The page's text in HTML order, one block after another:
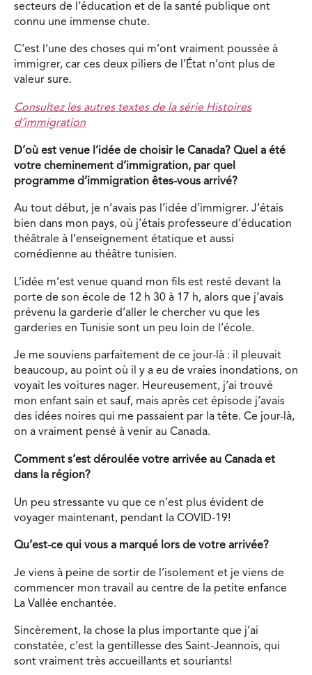
secteurs de l’éducation et de la santé publique ont
connu une immense chute.
C’est l’une des choses qui m’ont vraiment poussée à
immigrer, car ces deux piliers de l’État n’ont plus de
valeur sure.
Consultez les autres textes de la série Histoires
d’immigration
D’où est venue l’idée de choisir le Canada? Quel a été
votre cheminement d’immigration, par quel
programme d’immigration êtes-vous arrivé?
Au tout début, je n’avais pas l’idée d’immigrer. J’étais
bien dans mon pays, où j’étais professeure d’éducation
théâtrale à l’enseignement étatique et aussi
comédienne au théâtre tunisien.
L’idée m’est venue quand mon fils est resté devant la
porte de son école de 12 h 30 à 17 h, alors que j’avais
prévenu la garderie d’aller le chercher vu que les
garderies en Tunisie sont un peu loin de l’école.
Je me souviens parfaitement de ce jour-là : il pleuvait
beaucoup, au point où il y a eu de vraies inondations, on
voyait les voitures nager. Heureusement, j’ai trouvé
mon enfant sain et sauf, mais après cet épisode j’avais
des idées noires qui me passaient par la tête. Ce jour-là,
on a vraiment pensé à venir au Canada.
Comment s’est déroulée votre arrivée au Canada et
dans la région?
Un peu stressante vu que ce n’est plus évident de
voyager maintenant, pendant la COVID-19!
Qu’est-ce qui vous a marqué lors de votre arrivée?
Je viens à peine de sortir de l’isolement et je viens de
commencer mon travail au centre de la petite enfance
La Vallée enchantée.
Sincèrement, la chose la plus importante que j’ai
constatée, c’est la gentillesse des Saint-Jeannois, qui
sont vraiment très accueillants et souriants!